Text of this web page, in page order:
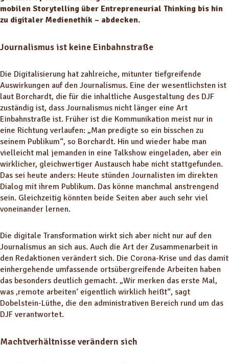
mobilen Storytelling über Entrepreneurial Thinking bis hin
zu digitaler Medienethik – abdecken.
Journalismus ist keine Einbahnstraße
Die Digitalisierung hat zahlreiche, mitunter tiefgreifende
Auswirkungen auf den Journalismus. Eine der wesentlichsten ist
laut Borchardt, die für die inhaltliche Ausgestaltung des DJF
zuständig ist, dass Journalismus nicht länger eine Art
Einbahnstraße ist. Früher ist die Kommunikation meist nur in
eine Richtung verlaufen: „Man predigte so ein bisschen zu
seinem Publikum“, so Borchardt. Hin und wieder habe man
vielleicht mal jemanden in eine Talkshow eingeladen, aber ein
wirklicher, gleichwertiger Austausch habe nicht stattgefunden.
Das sei heute anders: Heute stünden Journalisten im direkten
Dialog mit ihrem Publikum. Das könne manchmal anstrengend
sein. Gleichzeitig könnten beide Seiten aber auch sehr viel
voneinander lernen.
Die digitale Transformation wirkt sich aber nicht nur auf den
Journalismus an sich aus. Auch die Art der Zusammenarbeit in
den Redaktionen verändert sich. Die Corona-Krise und das damit
einhergehende umfassende ortsübergreifende Arbeiten haben
das besonders deutlich gemacht. „Wir merken das erste Mal,
was ‚remote arbeiten‘ eigentlich wirklich heißt“, sagt
Dobelstein-Lüthe, die den administrativen Bereich rund um das
DJF verantwortet.
Machtverhältnisse verändern sich